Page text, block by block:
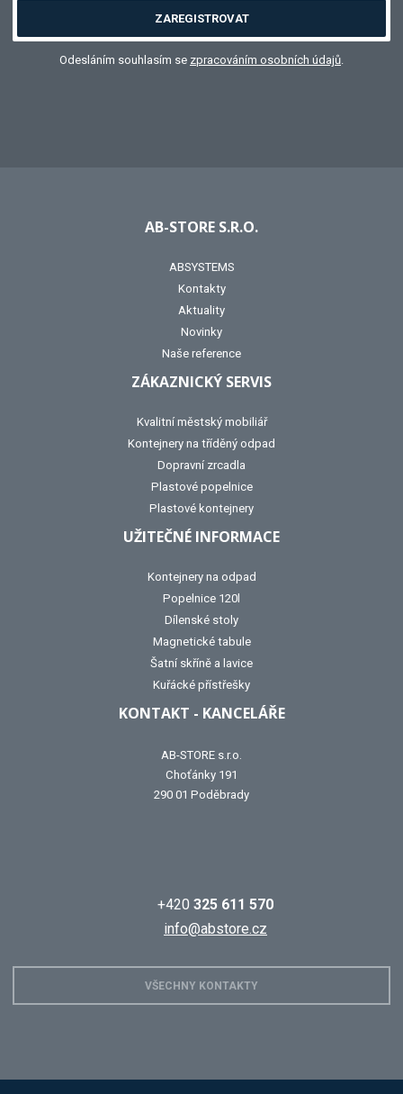
ZAREGISTROVAT
Odesláním souhlasím se zpracováním osobních údajů
AB-STORE S.R.O.
ABSYSTEMS
Kontakty
Aktuality
Novinky
Naše reference
ZÁKAZNICKÝ SERVIS
Kvalitní městský mobiliář
Kontejnery na tříděný odpad
Dopravní zrcadla
Plastové popelnice
Plastové kontejnery
UŽITEČNÉ INFORMACE
Kontejnery na odpad
Popelnice 120l
Dílenské stoly
Magnetické tabule
Šatní skříně a lavice
Kuřácké přístřešky
KONTAKT - KANCELÁŘE
AB-STORE s.r.o.
Choťánky 191
290 01 Poděbrady
+420 325 611 570
info@abstore.cz
VŠECHNY KONTAKTY